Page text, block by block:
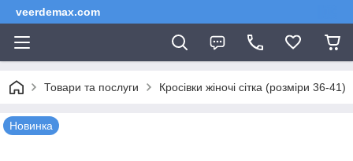
veerdemax.com
Товари та послуги Кросівки жіночі сітка (розміри 36-41)
Новинка